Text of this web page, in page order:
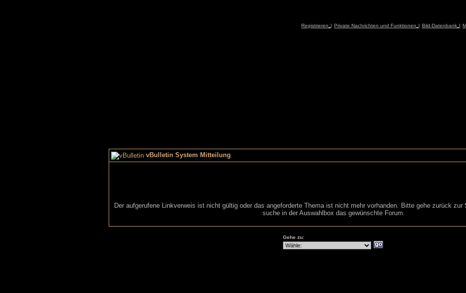
Registrieren | Private Nachrichten und Funktionen | Bild-Datenbank |
vBulletin System Mitteilung
Der aufgerufene Linkverweis ist nicht gültig oder das angeforderte Thema ist nicht mehr vorhanden. Bitte gehe zurück zur
suche in der Auswahlbox das gewünschte Forum.
Gehe zu: